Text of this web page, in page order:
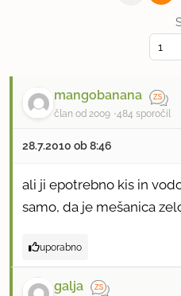
mangobanana
član od 2009 484 sporočil
28.7.2010 ob 8:46
ali ji epotrebno kis in
samo, da je mešanica
uporabno
galja